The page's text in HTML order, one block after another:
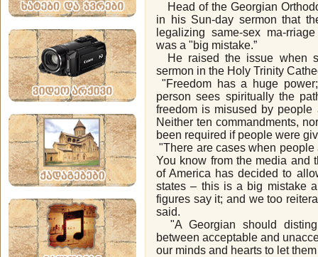
Head of the Georgian
in his Sun-day sermon that
legalizing same-sex ma-
was a "big mistake.”
He raised the issue when
sermon in the Holy Trinity
"Freedom has a huge
person sees spiritually the
freedom is misused by
Neither ten commandments,
been required if people were
"There are cases when
You know from the media and
of America has decided to
states – this is a big mistake
figures say it; and we too
said.
"A Georgian should
between acceptable and
our minds and hearts to let